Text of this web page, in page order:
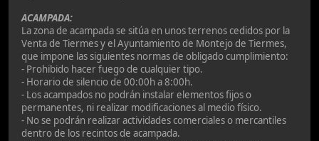
ACAMPADA:
La zona de acampada se sitúa en unos terrenos cedidos por la
Venta de Tiermes y el Ayuntamiento de Montejo de Tiermes,
que impone las siguientes normas de obligado cumplimiento:
- Prohibido hacer fuego de cualquier tipo.
- Horario de silencio de 00:00h a 8:00h.
- Los acampados no podrán instalar elementos fijos o
permanentes, ni realizar modificaciones al medio físico.
- No se podrán realizar actividades comerciales o mercantiles
dentro de los recintos de acampada.